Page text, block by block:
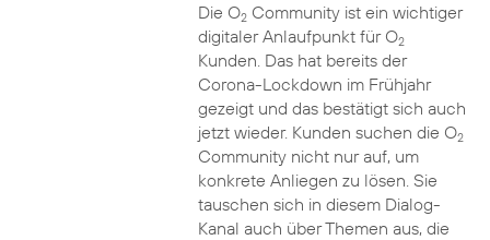
Die O2Community ist ein wichtiger
digitaler Anlaufpunkt für O2
Kunden. Das hat bereits der
Corona-Lockdown im Frühjahr
gezeigt und das bestätigt sich auch
jetzt wieder. Kunden suchen die O2
Community nicht nur auf, um
konkrete Anliegen zu lösen. Sie
tauschen sich in diesem Dialog-
Kanal auch über Themen aus, die